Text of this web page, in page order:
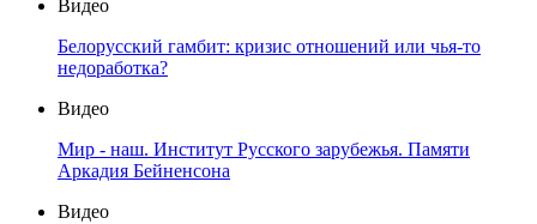
Видео
Белорусский гамбит: кризис отношений или чья-то
недоработка?
Видео
Мир - наш. Институт Русского зарубежья. Памяти
Аркадия Бейненсона
Видео